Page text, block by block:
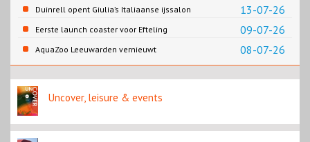
naar verwachting honderdduizenden
13-07-26
Duinrell opent Giulia’s Italiaanse ijssalon
09-07-26
Eerste launch coaster voor Efteling
08-07-26
AquaZoo Leeuwarden vernieuwt
onderwaterwerelden
Uncover, leisure & events